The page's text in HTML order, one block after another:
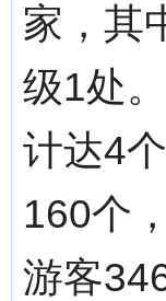
家，其
级1处
计达4
160个
游客